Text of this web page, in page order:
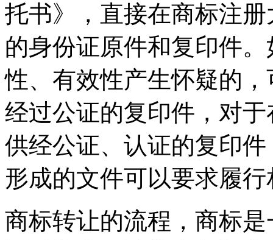
托书》，直接在商标注
的身份证原件和复印件
性、有效性产生怀疑的
经过公证的复印件，对
供经公证、认证的复印
形成的文件可以要求履
商标转让的流程，商标